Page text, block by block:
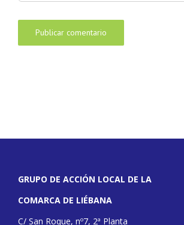
GRUPO DE ACCIÓN LOCAL DE LA
COMARCA DE LIÉBANA
C/ San Roque, nº7, 2ª Planta